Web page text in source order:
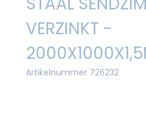
VERZINKT -
Artikelnummer 726232